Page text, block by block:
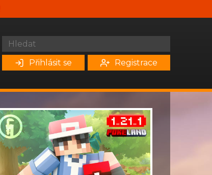
Přihlásit se Registrace